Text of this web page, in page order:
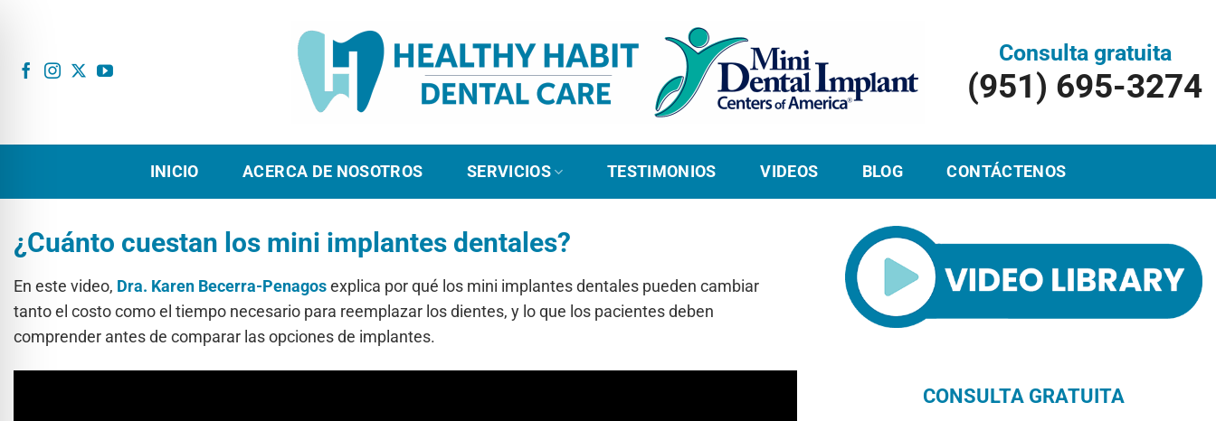
contenido
Consulta gratuita
(951) 695-3274
INICIO ACERCA DE NOSOTROS SERVICIOS TESTIMONIOS VIDEOS BLOG CONTÁCTENOS
¿Cuánto cuestan los mini implantes dentales?
En este video, Dra. Karen Becerra-Penagos explica por qué los mini implantes dentales pueden cambiar
tanto el costo como el tiempo necesario para reemplazar los dientes, y lo que los pacientes deben
comprender antes de comparar las opciones de implantes.
CONSULTA GRATUITA